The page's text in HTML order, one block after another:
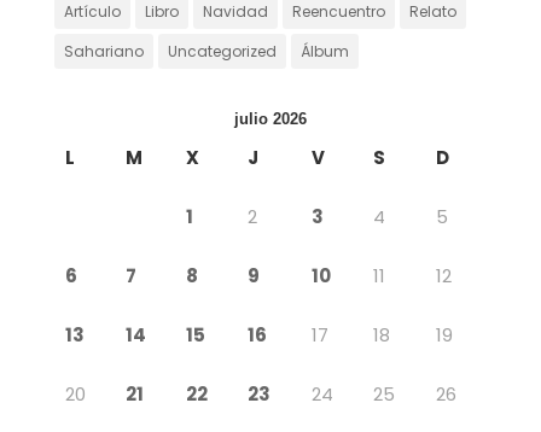
Artículo Libro Navidad Reencuentro
Relato
Sahariano
Uncategorized Álbum
julio 2026
L M X J V S D
1 2 3 4 5
6 7 8 9 10 11 12
13 14 15 16 17 18 19
20 21 22 23 24 25 26